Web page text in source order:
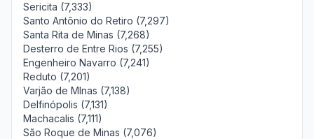
Sericita (7,333)
Santo Antônio do Retiro (7,297)
Santa Rita de Minas (7,268)
Desterro de Entre Rios (7,255)
Engenheiro Navarro (7,241)
Reduto (7,201)
Varjão de MInas (7,138)
Delfinópolis (7,131)
Machacalis (7,111)
São Roque de Minas (7,076)